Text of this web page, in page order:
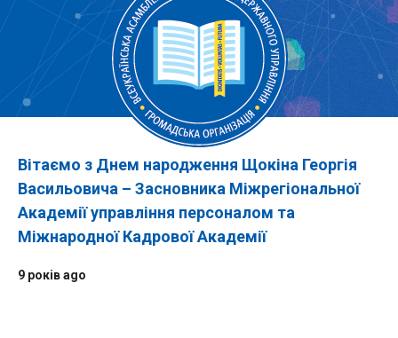
Вітаємо з Днем народження Щокіна Георгія
Васильовича – Засновника Міжрегіональної
Академії управління персоналом та
Міжнародної Кадрової Академії
9 років ago